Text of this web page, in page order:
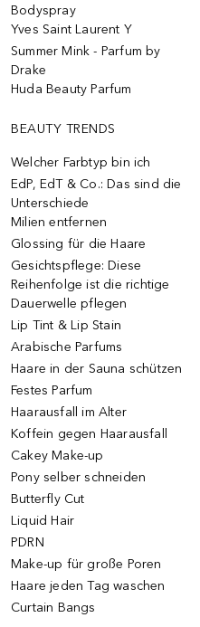
Bodyspray
Yves Saint Laurent Y
Summer Mink - Parfum by
Drake
Huda Beauty Parfum
BEAUTY TRENDS
Welcher Farbtyp bin ich
EdP, EdT & Co.: Das sind die
Unterschiede
Milien entfernen
Glossing für die Haare
Gesichtspflege: Diese
Reihenfolge ist die richtige
Dauerwelle pflegen
Lip Tint & Lip Stain
Arabische Parfums
Haare in der Sauna schützen
Festes Parfum
Haarausfall im Alter
Koffein gegen Haarausfall
Cakey Make-up
Pony selber schneiden
Butterfly Cut
Liquid Hair
PDRN
Make-up für große Poren
Haare jeden Tag waschen
Curtain Bangs